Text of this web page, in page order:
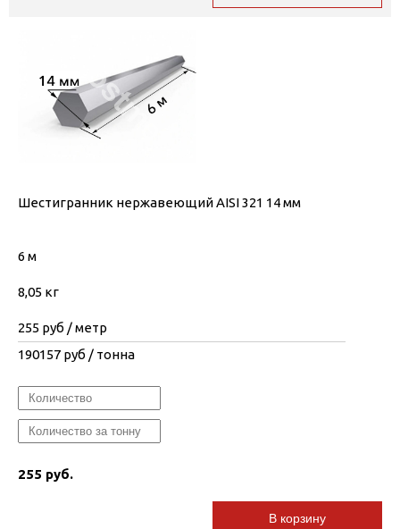
Шестигранник нержавеющий AISI 321 14 мм
6 м
8,05 кг
255 руб / метр
190157 руб / тонна
255 руб.
В корзину